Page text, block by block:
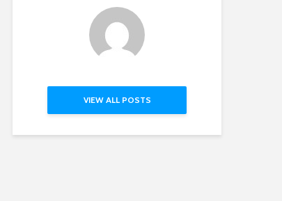
VIEW ALL POSTS